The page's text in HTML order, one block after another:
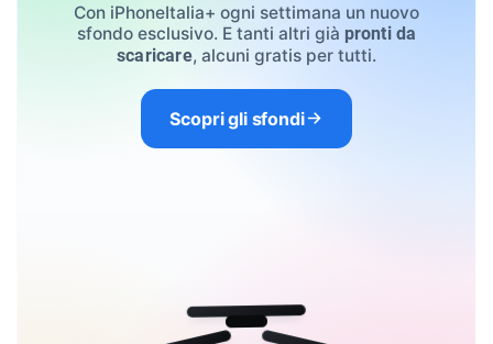
Con iPhoneItalia+ ogni settimana un nuovo
sfondo esclusivo. E tanti altri già pronti da
scaricare, alcuni gratis per tutti.
Scopri gli sfondi